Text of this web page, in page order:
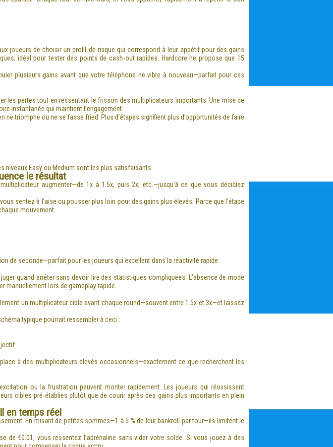
joueurs de choisir un profil de risque qui correspond à leur appétit pour des gains
idéal pour tester des points de cash‑out rapides. Hardcore ne propose que 15
plusieurs gains avant que votre téléphone ne vibre à nouveau—parfait pour ces
les pertes tout en ressentant le frisson des multiplicateurs importants. Une mise de
instantanée qui maintient l’engagement.
ne triomphe ou ne se fasse fried. Plus d’étapes signifient plus d’opportunités de faire
niveaux Easy ou Medium sont les plus satisfaisants.
le résultat
augmenter—de 1x à 1.5x, puis 2x, etc.—jusqu’à ce que vous décidiez
sentez à l’aise ou pousser plus loin pour des gains plus élevés. Parce que l’étape
mouvement.
de seconde—parfait pour les joueurs qui excellent dans la réactivité rapide.
quand arrêter sans devoir lire des statistiques compliquées. L’absence de mode
manuellement lors de gameplay rapide.
un multiplicateur cible avant chaque round—souvent entre 1.5x et 3x—et laissez
typique pourrait ressembler à ceci :
à des multiplicateurs élevés occasionnels—exactement ce que recherchent les
ou la frustration peuvent monter rapidement. Les joueurs qui réussissent
cibles pré‑établies plutôt que de courir après des gains plus importants en plein
en temps réel
En misant de petites sommes—1 à 5 % de leur bankroll par tour—ils limitent le
de €0.01, vous ressentez l’adrénaline sans vider votre solde. Si vous jouez à des